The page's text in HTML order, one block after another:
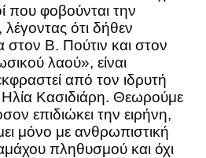
που φοβούνται την
ότι δήθεν
στον Β. Πούτιν και στον
λαού», είναι
από τον ιδρυτή
Κασιδιάρη. Θεωρούμε
επιδιώκει την ειρήνη,
μόνο με ανθρωπιστική
πληθυσμού και όχι